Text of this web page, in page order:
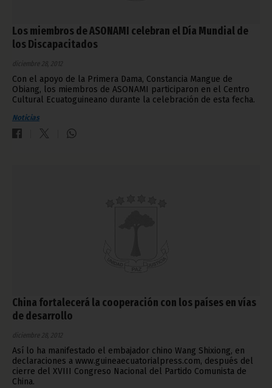
Los miembros de ASONAMI celebran el Día Mundial de
los Discapacitados
diciembre 28, 2012
Con el apoyo de la Primera Dama, Constancia Mangue de
Obiang, los miembros de ASONAMI participaron en el Centro
Cultural Ecuatoguineano durante la celebración de esta fecha.
Noticias
China fortalecerá la cooperación con los países en vías
de desarrollo
diciembre 28, 2012
Así lo ha manifestado el embajador chino Wang Shixiong, en
declaraciones a www.guineaecuatorialpress.com, después del
cierre del XVIII Congreso Nacional del Partido Comunista de
China.